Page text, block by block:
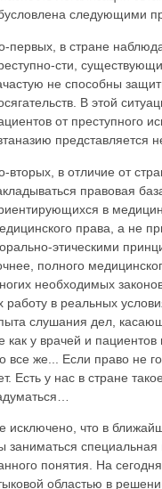
следующими
первых, в стране
сти,
не способны
В этой
от преступного
представляется
вторых, в отличие от
правовая
в
права, а не
этическими
полного
необходимых
работу в реальных
слушания дел,
как у врачей и
все же... Если право не
Есть у нас в стране
исключено, что в
заниматься
понятия. На
областью в